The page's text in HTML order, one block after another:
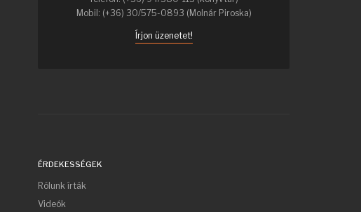
Mobil: (+36) 30/575-0893 (Molnár Piroska)
Írjon üzenetet!
ÉRDEKESSÉGEK
Rólunk írták
Videók